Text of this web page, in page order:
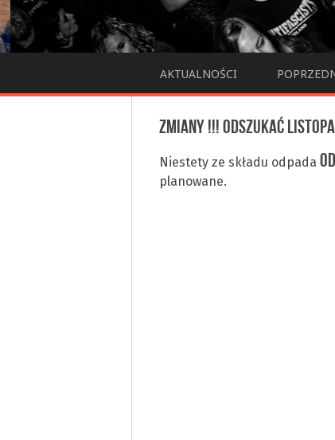
AKTUALNOŚCI
ZMIANY !!! ODSZUKAĆ
Niestety ze składu odpada
planowane.